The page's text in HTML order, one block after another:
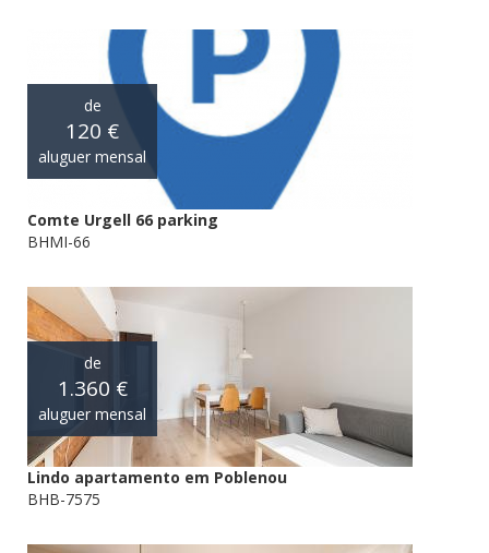
de
120 €
aluguer mensal
Comte Urgell 66 parking
BHMI-66
de
1.360 €
aluguer mensal
Lindo apartamento em Poblenou
BHB-7575